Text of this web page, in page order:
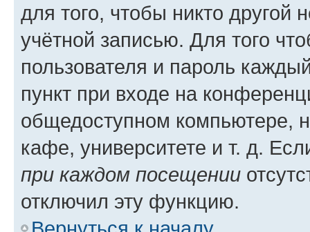
для того, чтобы никто другой
учётной записью. Для того
пользователя и пароль
пункт при входе на
общедоступном компьютере,
кафе, университете и т. д.
при каждом посещении
отключил эту функцию.